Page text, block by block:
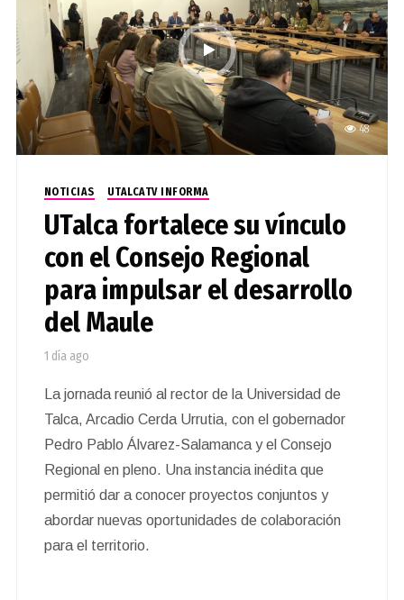
48
NOTICIAS UTALCATV INFORMA
UTalca fortalece su vínculo
con el Consejo Regional
para impulsar el desarrollo
del Maule
1 día ago
La jornada reunió al rector de la Universidad de
Talca, Arcadio Cerda Urrutia, con el gobernador
Pedro Pablo Álvarez-Salamanca y el Consejo
Regional en pleno. Una instancia inédita que
permitió dar a conocer proyectos conjuntos y
abordar nuevas oportunidades de colaboración
para el territorio.